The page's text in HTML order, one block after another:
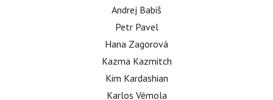
Andrej Babiš
Petr Pavel
Hana Zagorová
Kazma Kazmitch
Kim Kardashian
Karlos Vémola